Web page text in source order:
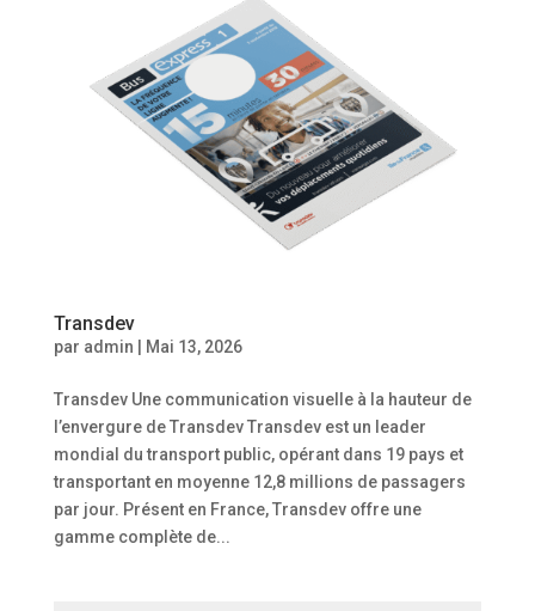
Transdev
par admin Mai 13, 2026
Transdev Une communication visuelle à la hauteur de
l’envergure de Transdev Transdev est un leader
mondial du transport public, opérant dans 19 pays et
transportant en moyenne 12,8 millions de passagers
par jour. Présent en France, Transdev offre une
gamme complète de...